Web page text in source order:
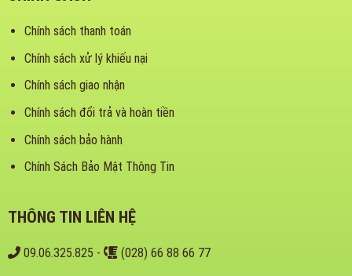
Chính sách thanh toán
Chính sách xử lý khiếu nại
Chính sách giao nhận
Chính sách đổi trả và hoàn tiền
Chính sách bảo hành
Chính Sách Bảo Mật Thông Tin
THÔNG TIN LIÊN HỆ
09.06.325.825 - (028) 66 88 66 77